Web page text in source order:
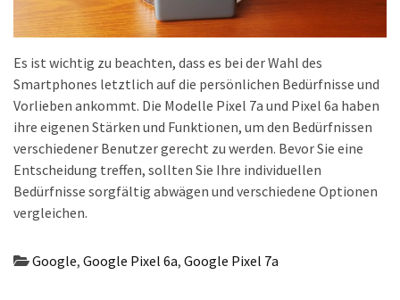
Es ist wichtig zu beachten, dass es bei der Wahl des
Smartphones letztlich auf die persönlichen Bedürfnisse und
Vorlieben ankommt. Die Modelle Pixel 7a und Pixel 6a haben
ihre eigenen Stärken und Funktionen, um den Bedürfnissen
verschiedener Benutzer gerecht zu werden. Bevor Sie eine
Entscheidung treffen, sollten Sie Ihre individuellen
Bedürfnisse sorgfältig abwägen und verschiedene Optionen
vergleichen.
Google, Google Pixel 6a, Google Pixel 7a